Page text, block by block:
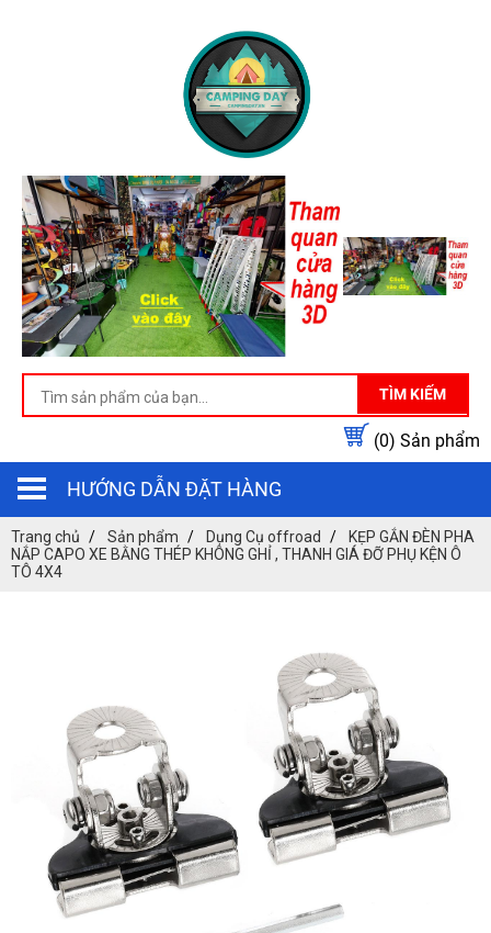
TÌM KIẾM
(0) Sản phẩm
HƯỚNG DẪN ĐẶT HÀNG
Trang chủ Sản phẩm Dụng Cụ offroad
KẸP GẮN ĐÈN PHA
NẮP CAPO XE BẰNG THÉP KHÔNG GHỈ , THANH GIÁ ĐỠ PHỤ KỆN Ô
TÔ 4X4